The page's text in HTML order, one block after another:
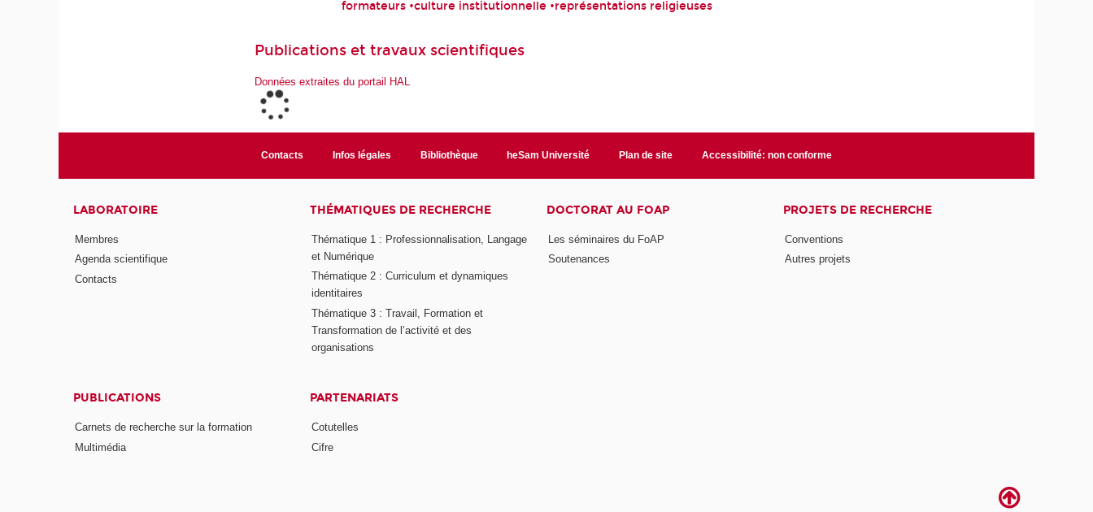
formateurs •culture institutionnelle •représentations religieuses
Publications et travaux scientifiques
Données extraites du portail HAL
Contacts Infos légales Bibliothèque heSam Université Plan de site Accessibilité: non conforme
LABORATOIRE
Membres
Agenda scientifique
Contacts
THÉMATIQUES DE RECHERCHE
Thématique 1 : Professionnalisation, Langage
et Numérique
Thématique 2 : Curriculum et dynamiques
identitaires
Thématique 3 : Travail, Formation et
Transformation de l’activité et des
organisations
DOCTORAT AU FOAP
Les séminaires du FoAP
Soutenances
PROJETS DE RECHERCHE
Conventions
Autres projets
PUBLICATIONS
Carnets de recherche sur la formation
Multimédia
PARTENARIATS
Cotutelles
Cifre